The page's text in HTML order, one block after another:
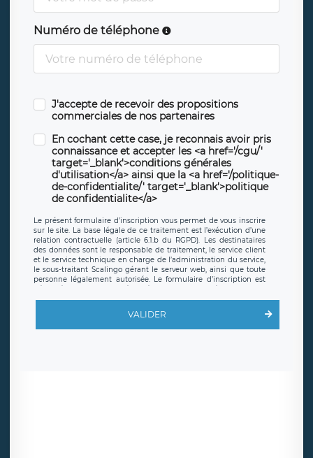
Numéro de téléphone
J'accepte de recevoir des propositions
commerciales de nos partenaires
En cochant cette case, je reconnais avoir pris
connaissance et accepter les <a href='/cgu/'
target='_blank'>conditions générales
d'utilisation</a> ainsi que la <a href='/politique-
de-confidentialite/' target='_blank'>politique
de confidentialite</a>
Le présent formulaire d’inscription vous permet de vous inscrire
sur le site. La base légale de ce traitement est l’exécution d’une
relation contractuelle (article 6.1.b du RGPD). Les destinataires
des données sont le responsable de traitement, le service client
et le service technique en charge de l’administration du service,
le sous-traitant Scalingo gérant le serveur web, ainsi que toute
personne légalement autorisée. Le formulaire d’inscription est
offrant desclauses de protection conformes au RGPD. Les
en sollicite la suppression, étant entendu que vous pouvez
demander la suppression de vos données et retirer votre
VALIDER